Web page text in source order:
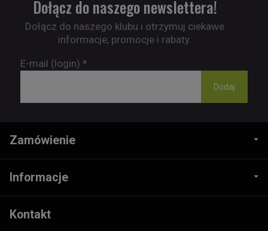
Dołącz do naszego newslettera!
Dołącz do naszego klubu i otrzymuj ciekawe
informacje, promocje i rabaty.
E-mail (login) *
Zamówienie
Informacje
Kontakt